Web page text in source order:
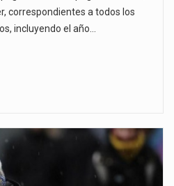
correspondientes a todos los
incluyendo el año…